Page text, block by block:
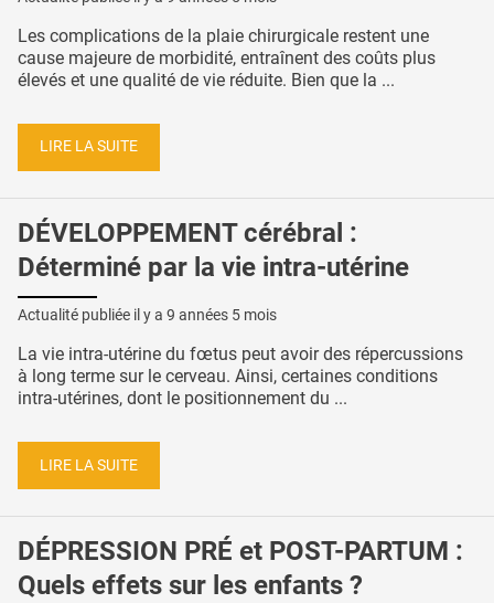
Les complications de la plaie chirurgicale restent une
cause majeure de morbidité, entraînent des coûts plus
élevés et une qualité de vie réduite. Bien que la ...
LIRE LA SUITE
DÉVELOPPEMENT cérébral :
Déterminé par la vie intra-utérine
Actualité publiée il y a 9 années 5 mois
La vie intra-utérine du fœtus peut avoir des répercussions
à long terme sur le cerveau. Ainsi, certaines conditions
intra-utérines, dont le positionnement du ...
LIRE LA SUITE
DÉPRESSION PRÉ et POST-PARTUM :
Quels effets sur les enfants ?